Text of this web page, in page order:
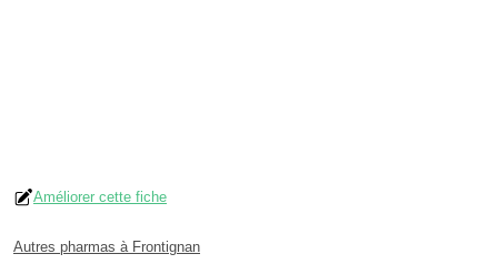
Améliorer cette fiche
Autres pharmas à Frontignan